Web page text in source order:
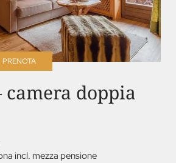
PRENOTA
doppia
incl. mezza pensione